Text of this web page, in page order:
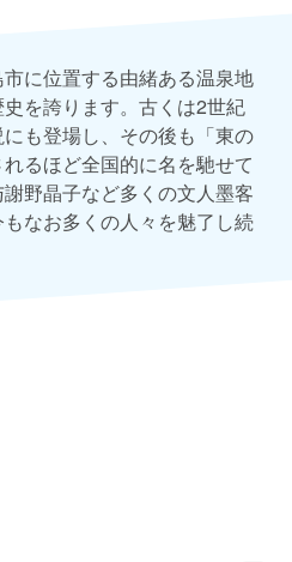
に位置する由緒ある温泉地
を誇ります。古くは2世紀
も登場し、その後も「東の
るほど全国的に名を馳せて
野晶子など多くの文人墨客
なお多くの人々を魅了し続